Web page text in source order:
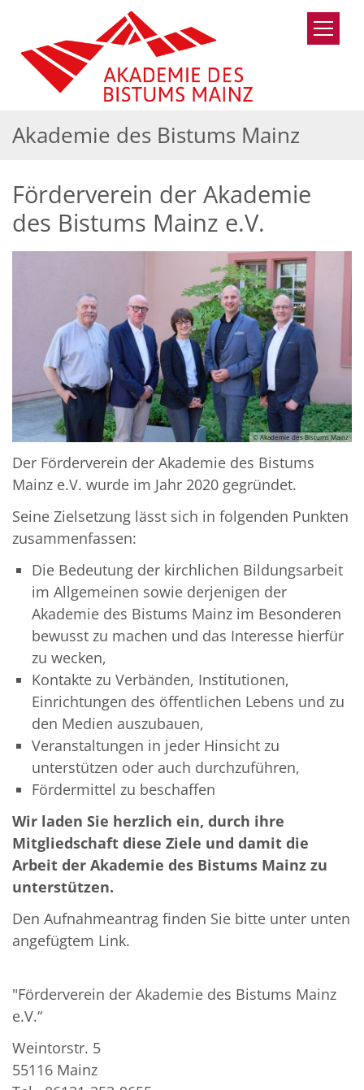
Zum Inhalt springen
Akademie des Bistums Mainz
Förderverein der Akademie
des Bistums Mainz e.V.
© Akademie des Bistums Mainz
Der Förderverein der Akademie des Bistums
Mainz e.V. wurde im Jahr 2020 gegründet.
Seine Zielsetzung lässt sich in folgenden Punkten
zusammenfassen:
Die Bedeutung der kirchlichen Bildungsarbeit
im Allgemeinen sowie derjenigen der
Akademie des Bistums Mainz im Besonderen
bewusst zu machen und das Interesse hierfür
zu wecken,
Kontakte zu Verbänden, Institutionen,
Einrichtungen des öffentlichen Lebens und zu
den Medien auszubauen,
Veranstaltungen in jeder Hinsicht zu
unterstützen oder auch durchzuführen,
Fördermittel zu beschaffen
Wir laden Sie herzlich ein, durch ihre
Mitgliedschaft diese Ziele und damit die
Arbeit der Akademie des Bistums Mainz zu
unterstützen.
Den Aufnahmeantrag finden Sie bitte unter unten
angefügtem Link.
"Förderverein der Akademie des Bistums Mainz
e.V.“
Weintorstr. 5
55116 Mainz